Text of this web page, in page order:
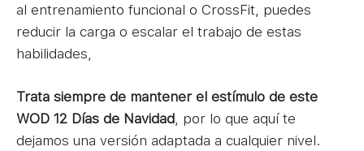
al entrenamiento funcional o CrossFit, puedes
reducir la carga o escalar el trabajo de estas
habilidades,
Trata siempre de mantener el estímulo de este
WOD 12 Días de Navidad , por lo que aquí te
dejamos una versión adaptada a cualquier nivel.